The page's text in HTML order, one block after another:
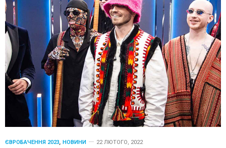
ЄВРОБАЧЕННЯ 2023, НОВИНИ 22 ЛЮТОГО, 2022